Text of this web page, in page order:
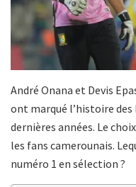
André Onana et Devis
ont marqué l’histoire
dernières années. Le
les fans camerounais.
numéro 1 en sélection ?